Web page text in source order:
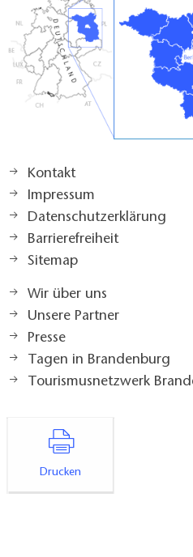
Kontakt
Impressum
Datenschutzerklärung
Barrierefreiheit
Sitemap
Wir über uns
Unsere Partner
Presse
Tagen in Brandenburg
Tourismusnetzwerk
Drucken